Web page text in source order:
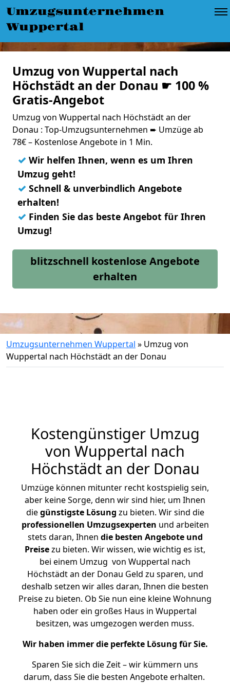
Umzugsunternehmen
Wuppertal
Umzug von Wuppertal nach
Höchstädt an der Donau ☛ 100 %
Gratis-Angebot
Umzug von Wuppertal nach Höchstädt an der
Donau : Top-Umzugsunternehmen ➨ Umzüge ab
78€ – Kostenlose Angebote in 1 Min.
✓ Wir helfen Ihnen, wenn es um Ihren
Umzug geht!
✓ Schnell & unverbindlich Angebote
erhalten!
✓ Finden Sie das beste Angebot für Ihren
Umzug!
blitzschnell kostenlose Angebote
erhalten
Umzugsunternehmen Wuppertal » Umzug von
Wuppertal nach Höchstädt an der Donau
Kostengünstiger Umzug
von Wuppertal nach
Höchstädt an der Donau
Umzüge können mitunter recht kostspielig sein,
aber keine Sorge, denn wir sind hier, um Ihnen
diegünstigste Lösung zu bieten. Wir sind die
professionellen Umzugsexperten und arbeiten
stets daran, Ihnen die besten Angebote und
Preisezu bieten. Wir wissen, wie wichtig es ist,
bei einem Umzug von Wuppertal nach
Höchstädt an der Donau Geld zu sparen, und
deshalb setzen wir alles daran, Ihnen die besten
Preise zu bieten. Ob Sie nun eine kleine Wohnung
haben oder ein großes Haus in Wuppertal
besitzen, was umgezogen werden muss.
Wir haben immer die perfekte Lösung für Sie.
Sparen Sie sich die Zeit – wir kümmern uns
darum, dass Sie die besten Angebote erhalten.